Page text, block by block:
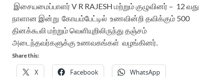
இசையமைப்பாளர் V R RAJESH மற்றும் குழுவினர் – 12 வது
நாளான இன்று கோயம்பேட்டில் உணவின்றி தவிக்கும் 500
தினக்கூலி மற்றும் வெளியுறிலிருந்து தஞ்சம்
அடைந்தவர்களுக்கு உணவகங்கள் வழங்கினர்.
Share this:
X Facebook WhatsApp